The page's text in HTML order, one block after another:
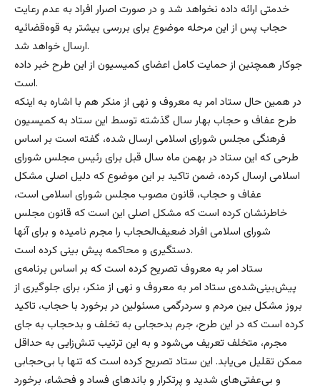
خدمتی ارائه داده نخواهد شد و در صورت اصرار افراد به عدم رعایت
حجاب پس از این مرحله موضوع برای بررسی بیشتر به قوه‌قضائیه
ارسال خواهد شد.
جوکار همچنین از حمایت کامل اعضای کمیسیون از این طرح خبر داده
است.
در همین حال ستاد امر به معروف و نهی از منکر هم با اشاره به اینکه
طرح عفاف و حجاب بهار سال گذشته توسط این ستاد به کمیسیون
فرهنگی مجلس شورای اسلامی ارسال شده، گفته است بر اساس
طرحی که این ستاد در بهمن ماه سال قبل برای رئیس مجلس شورای
اسلامی ارسال کرده، ضمن تاکید بر این موضوع که دلیل اصلی مشکل
عفاف و حجاب، قانون مصوب مجلس شورای اسلامی است،
خاطرنشان كرده است که مشکل اصلی این است که قانون مجلس
شورای اسلامی افراد ضعیف‌الحجاب را مجرم نامیده و برای آنها
دستگیری و محاکمه پیش بینی کرده است.
ستاد امر به معروف تصریح کرده است که بر اساس برنامه‌ی
پیش‌بینی‌شده‌ی ستاد امر به معروف و نهی از منکر، برای جلوگیری از
بروز مشکل بین مردم و سردرگمی مسئولین در برخورد با حجاب، تاکید
کرده است که در این طرح، جرم بدحجابی به تخلف و بدحجاب به جای
مجرم، متخلف تعریف می‌شود و به این ترتیب تنش‌زایی به حداقل
ممکن تقلیل می‌یابد. این ستاد تصریح کرده است که تنها با بی‌حجابی
و بی‌عفتی‌های شدید و پرتکرار و باند‌های فساد و فحشاء، برخورد